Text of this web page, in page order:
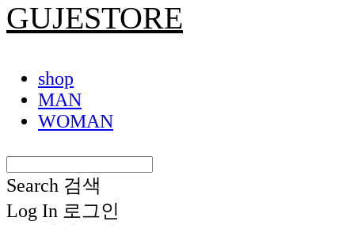
GUJESTORE
shop
MAN
WOMAN
Search 검색
Log In 로그인